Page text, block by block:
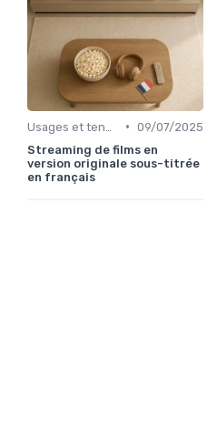
• 09/07/2025
Streaming de films en
version originale sous-titrée
en français